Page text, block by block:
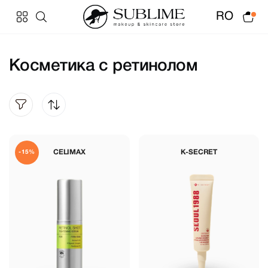
RO
Косметика с ретинолом
CELIMAX
-15% K-SECRET